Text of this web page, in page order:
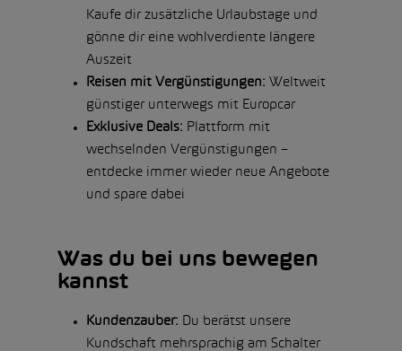
Kaufe dir zusätzliche Urlaubstage und
gönne dir eine wohlverdiente längere
Auszeit
Reisen mit Vergünstigungen: Weltweit
günstiger unterwegs mit Europcar
Exklusive Deals: Plattform mit
wechselnden Vergünstigungen –
entdecke immer wieder neue Angebote
und spare dabei
Was du bei uns bewegen
kannst
Kundenzauber:
Du berätst unsere
Kundschaft mehrsprachig am Schalter